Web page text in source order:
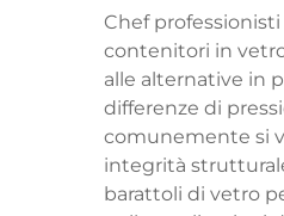
Chef
contenitori in
alle alternative in
differenze di
comunemente si
integrità
barattoli di vetro